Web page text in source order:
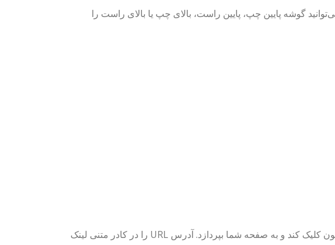
گوشه پایین چپ، پایین راست، بالای چپ یا بالای راست را
و آدرس URL آن را مشخص کنید، تا خواننده بتواند روی آیکون کلیک کند و به صفحه شما بپردازد. آدرس URL را در کادر متنی لینک